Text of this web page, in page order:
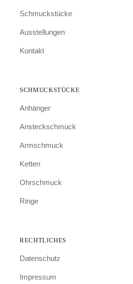
Schmuckstücke
Ausstellungen
Kontakt
SCHMUCKSTÜCKE
Anhänger
Ansteckschmuck
Armschmuck
Ketten
Ohrschmuck
Ringe
RECHTLICHES
Datenschutz
Impressum